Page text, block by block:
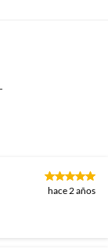
hace 2 años